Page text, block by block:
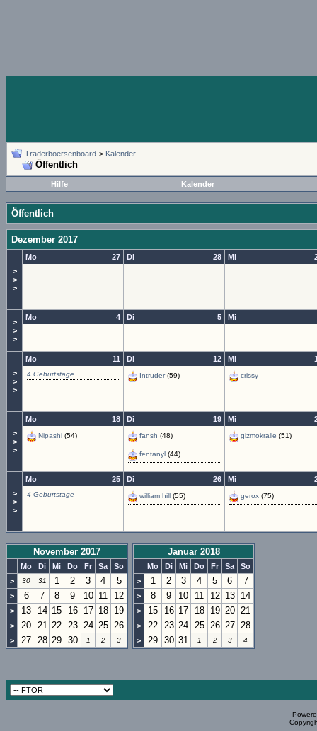
Traderboersenboard > Kalender
Öffentlich
Hilfe Kalender
Öffentlich
Dezember 2017
>
>
>
27
Mo 28
Di Mi
>
>
>
4
Mo 5
Di Mi
>
>
>
11
Mo
4 Geburtstage
12
Di
Intruder(59)
Mi
crissy
>
>
>
18
Mo
Nipashi (54)
19
Di
fansh (48)
fentanyl (44)
Mi
gizmokralle (51)
>
>
>
25
Mo
4 Geburtstage
26
Di
william hill (55)
Mi
gerox (75)
November 2017
Mo Di Mi Do Fr Sa
So
>
30 31 1 2 3 4 5
> 6 7 8 9 10 11 12
> 13 14 15 16 17 18 19
> 20 21 22 23 24 25 26
> 27 28 29 30 1 2 3
Januar 2018
Mo Di Mi Do Fr Sa
So
>
1 2 3 4 5 6 7
> 8 9 10 11 12 13 14
> 15 16 17 18 19 20 21
> 22 23 24 25 26 27 28
> 29 30 31 1 2 3 4